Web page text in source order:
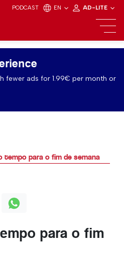
PODCAST EN AD-LITE
fewer ads for 1.99€ per month or
tempo para o fim de semana
para o fim